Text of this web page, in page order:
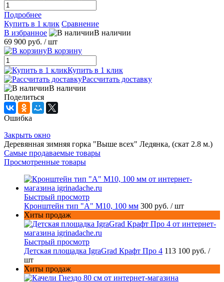
Подробнее
Купить в 1 клик Сравнение
В избранное
В наличии
69 900 руб. / шт
В корзину
Купить в 1 клик
Рассчитать доставку
В наличии
Поделиться
Ошибка
Закрыть окно
Деревянная зимняя горка "Выше всех" Ледянка, (скат 2.8 м.)
Самые продаваемые товары
Просмотренные товары
Быстрый просмотр
Кронштейн тип "A" M10, 100 мм 300 руб. / шт
Хиты продаж
Быстрый просмотр
Детская площадка IgraGrad Крафт Про 4 113 100 руб. /
шт
Хиты продаж